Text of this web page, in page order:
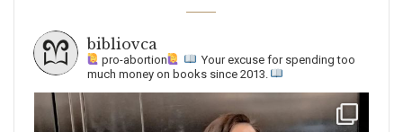
bibliovca
pro-abortion
Your excuse for spending too
much money on books since 2013.